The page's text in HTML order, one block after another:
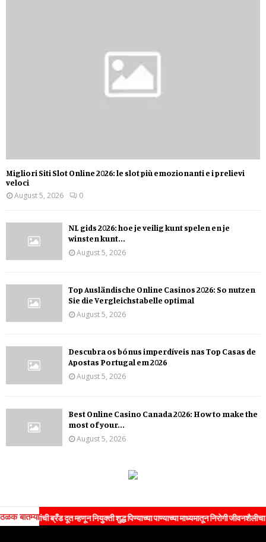
Migliori Siti Slot Online 2026: le slot più emozionanti e i prelievi
veloci
August 5, 2026
0
NL gids 2026: hoe je veilig kunt spelen en je
winsten kunt...
August 5, 2026
Top Ausländische Online Casinos 2026: So nutzen
Sie die Vergleichstabelle optimal
August 5, 2026
Descubra os bónus imperdíveis nas Top Casas de
Apostas Portugal em 2026
August 5, 2026
Best Online Casino Canada 2026: How to make the
most of your...
August 5, 2026
ठळक बातम्या
यांची ब्रँड दूत म्हणून नियुक्ती शुद्ध पिण्याच्या पाण्याच्या माध्यमातून निरोगी जीवनशैलीचा संदेश